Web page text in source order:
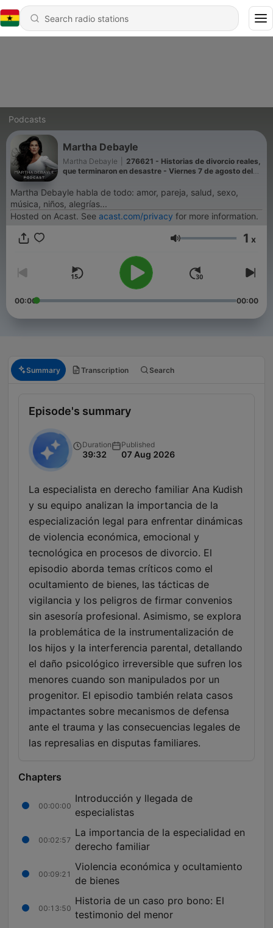
Podcasts
Martha Debayle
Martha Debayle
276621 - Historias de divorcio reales,
que terminaron en desastre - Viernes 7 de agosto del
Martha Debayle habla de todo: amor, pareja, salud, sexo,
música, niños, alegrías...
Hosted on Acast. See acast.com/privacy for more information.
Volume 1 x
00:00 00:00
Summary Transcription Search
Episode's summary
Duration
39:32
Published
07 Aug 2026
La especialista en derecho familiar Ana Kudish
y su equipo analizan la importancia de la
especialización legal para enfrentar dinámicas
de violencia económica, emocional y
tecnológica en procesos de divorcio. El
episodio aborda temas críticos como el
ocultamiento de bienes, las tácticas de
vigilancia y los peligros de firmar convenios
sin asesoría profesional. Asimismo, se explora
la problemática de la instrumentalización de
los hijos y la interferencia parental, detallando
el daño psicológico irreversible que sufren los
menores cuando son manipulados por un
progenitor. El episodio también relata casos
impactantes sobre mecanismos de defensa
ante el trauma y las consecuencias legales de
las represalias en disputas familiares.
Chapters
00:00:00
Introducción y llegada de
especialistas
00:02:57
La importancia de la especialidad en
derecho familiar
00:09:21
Violencia económica y ocultamiento
de bienes
00:13:50
Historia de un caso pro bono: El
testimonio del menor